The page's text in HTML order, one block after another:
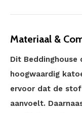
Materiaal &
Dit Beddinghouse
hoogwaardig
ervoor dat de
aanvoelt.